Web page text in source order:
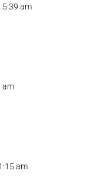
5:39 am
am
am